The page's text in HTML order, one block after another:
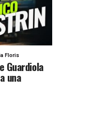
Floris
Guardiola
una